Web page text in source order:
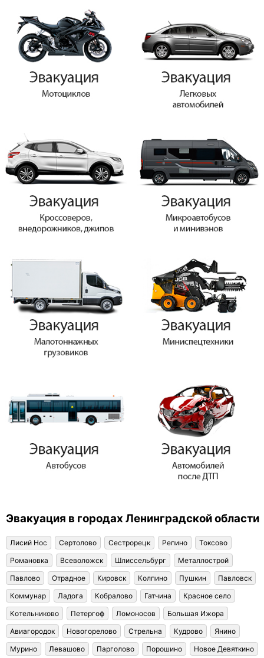
Эвакуация в городах Ленинградской области
Лисий Нос Сертолово Сестрорецк Репино
Токсово
Романовка
Всеволожск Шлиссельбург
Металлострой
Павлово
Отрадное Кировск Колпино Пушкин
Павловск
Коммунар
Ладога Кобралово Гатчина
Красное село
Котельниково
Петергоф Ломоносов
Большая Ижора
Авиагородок
Новогорелово Стрельна Кудрово
Янино
Мурино
Левашово Парголово Порошино
Новое Девяткино